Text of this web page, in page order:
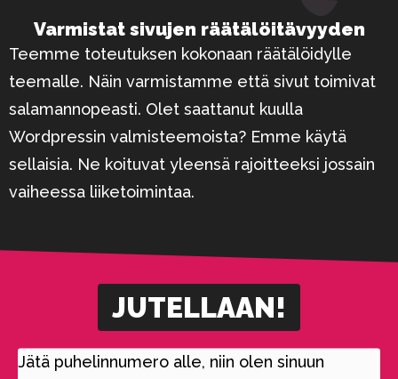
Varmistat sivujen räätälöitävyyden
Teemme toteutuksen kokonaan räätälöidylle
teemalle. Näin varmistamme että sivut toimivat
salamannopeasti. Olet saattanut kuulla
Wordpressin valmisteemoista? Emme käytä
sellaisia. Ne koituvat yleensä rajoitteeksi jossain
vaiheessa liiketoimintaa.
JUTELLAAN!
Jätä puhelinnumero alle, niin olen sinuun